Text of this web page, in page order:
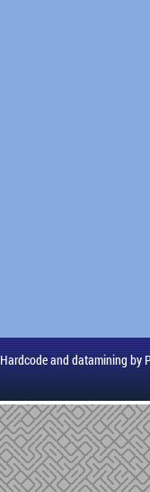
Hardcode and datamining by